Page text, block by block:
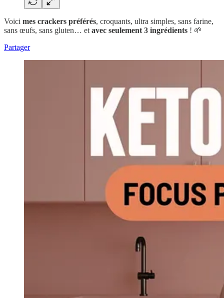
Voici mes crackers préférés, croquants, ultra simples, sans farine,
sans œufs, sans gluten… et avec seulement 3 ingrédients ! 🌱
Partager